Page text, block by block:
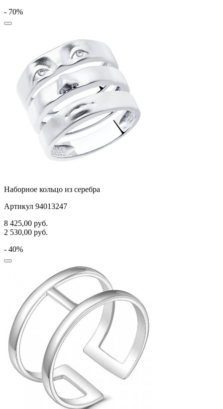
- 70%
Наборное кольцо из серебра
Артикул 94013247
8 425,00 руб.
2 530,00 руб.
- 40%